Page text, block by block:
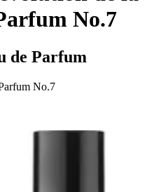
No.7
de Parfum
No.7